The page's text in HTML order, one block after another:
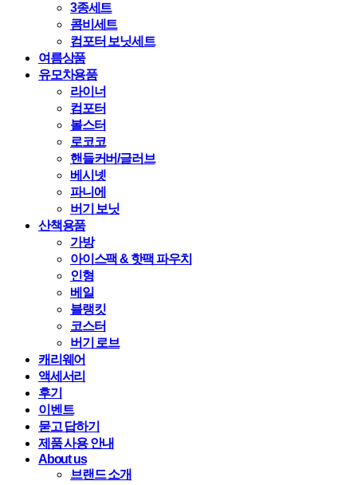
3종세트
콤비세트
컴포터 보닛세트
여름상품
유모차용품
라이너
컴포터
볼스터
로코코
핸들커버/글러브
베시넷
파니에
버기 보닛
산책용품
가방
아이스팩 & 핫팩 파우치
인형
베일
블랭킷
코스터
버기 로브
캐리웨어
액세서리
후기
이벤트
묻고 답하기
제품 사용 안내
About us
브랜드 소개